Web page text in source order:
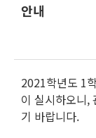
안내
2021학년도 1
이 실시하오니,
기 바랍니다.